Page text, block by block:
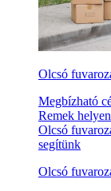
Olcsó
Megbízható
Remek
Olcsó
segítünk
Olcsó